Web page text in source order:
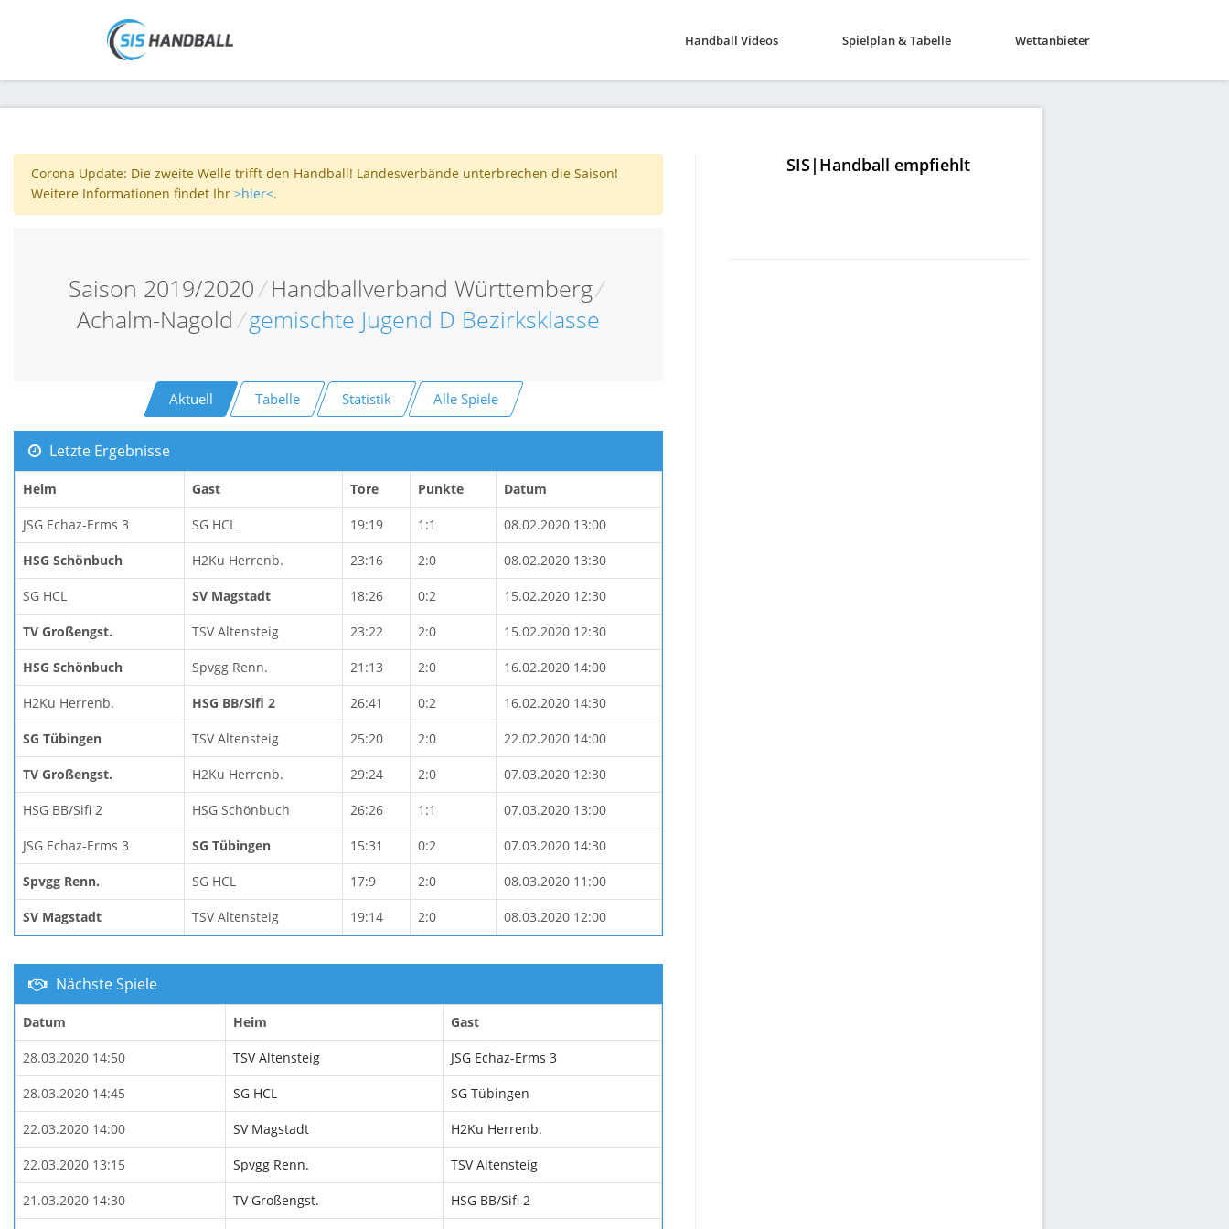
Handball Videos Spielplan & Tabelle Wettanbieter
Corona Update: Die zweite Welle trifft den Handball! Landesverbände unterbrechen die Saison!
Weitere Informationen findet Ihr >hier<.
Saison 2019/2020/ Handballverband Württemberg/
Achalm-Nagold/gemischte Jugend D Bezirksklasse
Aktuell Tabelle Statistik Alle Spiele
Letzte Ergebnisse
Heim Gast Tore Punkte Datum
JSG Echaz-Erms 3 SG HCL 19:19 1:1 08.02.2020 13:00
HSG Schönbuch H2Ku Herrenb. 23:16 2:0 08.02.2020 13:30
SG HCL SV Magstadt 18:26 0:2 15.02.2020 12:30
TV Großengst. TSV Altensteig 23:22 2:0 15.02.2020 12:30
HSG Schönbuch Spvgg Renn. 21:13 2:0 16.02.2020 14:00
H2Ku Herrenb. HSG BB/Sifi 2 26:41 0:2 16.02.2020 14:30
SG Tübingen TSV Altensteig 25:20 2:0 22.02.2020 14:00
TV Großengst. H2Ku Herrenb. 29:24 2:0 07.03.2020 12:30
HSG BB/Sifi 2 HSG Schönbuch 26:26 1:1 07.03.2020 13:00
JSG Echaz-Erms 3 SG Tübingen 15:31 0:2 07.03.2020 14:30
Spvgg Renn. SG HCL 17:9 2:0 08.03.2020 11:00
SV Magstadt TSV Altensteig 19:14 2:0 08.03.2020 12:00
Nächste Spiele
Datum Heim Gast
28.03.2020 14:50 TSV Altensteig JSG Echaz-Erms 3
28.03.2020 14:45 SG HCL SG Tübingen
22.03.2020 14:00 SV Magstadt H2Ku Herrenb.
22.03.2020 13:15 Spvgg Renn. TSV Altensteig
21.03.2020 14:30 TV Großengst. HSG BB/Sifi 2
SIS|Handball empfiehlt